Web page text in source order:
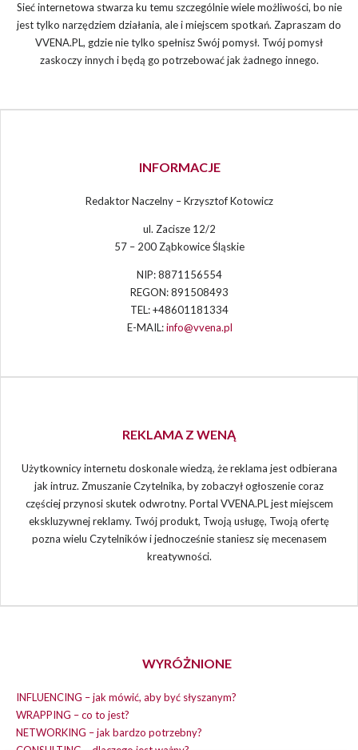
Sieć internetowa stwarza ku temu szczególnie wiele możliwości, bo nie
jest tylko narzędziem działania, ale i miejscem spotkań. Zapraszam do
VVENA.PL, gdzie nie tylko spełnisz Swój pomysł. Twój pomysł
zaskoczy innych i będą go potrzebować jak żadnego innego.
INFORMACJE
Redaktor Naczelny – Krzysztof Kotowicz
ul. Zacisze 12/2
57 – 200 Ząbkowice Śląskie
NIP: 8871156554
REGON: 891508493
TEL: +48601181334
E-MAIL:info@vvena.pl
REKLAMA Z WENĄ
Użytkownicy internetu doskonale wiedzą, że reklama jest odbierana
jak intruz. Zmuszanie Czytelnika, by zobaczył ogłoszenie coraz
częściej przynosi skutek odwrotny. Portal VVENA.PL jest miejscem
ekskluzywnej reklamy. Twój produkt, Twoją usługę, Twoją ofertę
pozna wielu Czytelników i jednocześnie staniesz się mecenasem
kreatywności.
WYRÓŻNIONE
INFLUENCING – jak mówić, aby być słyszanym?
WRAPPING – co to jest?
NETWORKING – jak bardzo potrzebny?